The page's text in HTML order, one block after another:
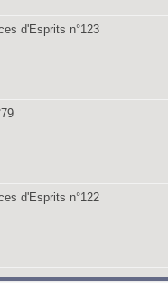
d'Esprits n°123
d'Esprits n°122